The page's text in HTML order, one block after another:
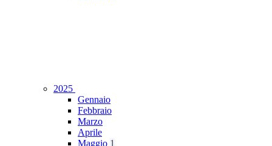
2025
Gennaio
Febbraio
Marzo
Aprile
Maggio 1